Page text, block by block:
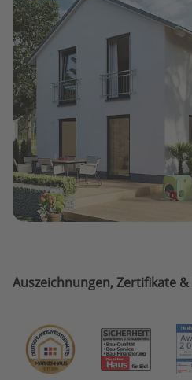
Auszeichnungen, Zertifikate